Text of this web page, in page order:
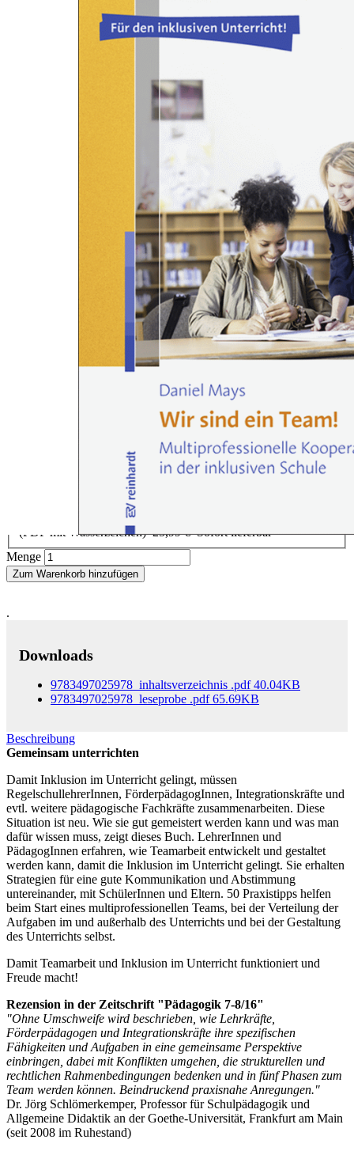
Zum Anfang der Bildergalerie springen
Wir sind ein Team!
Multiprofessionelle Kooperation in der inklusiven Schule.
26,90 €
(PDF mit Wasserzeichen) 25,99 € Sofort lieferbar
Menge
Zum Warenkorb hinzufügen
.
Downloads
9783497025978_inhaltsverzeichnis .pdf 40.04KB
9783497025978_leseprobe .pdf 65.69KB
Beschreibung
Gemeinsam unterrichten
Damit Inklusion im Unterricht gelingt, müssen
RegelschullehrerInnen, FörderpädagogInnen, Integrationskräfte und
evtl. weitere pädagogische Fachkräfte zusammenarbeiten. Diese
Situation ist neu. Wie sie gut gemeistert werden kann und was man
dafür wissen muss, zeigt dieses Buch. LehrerInnen und
PädagogInnen erfahren, wie Teamarbeit entwickelt und gestaltet
werden kann, damit die Inklusion im Unterricht gelingt. Sie erhalten
Strategien für eine gute Kommunikation und Abstimmung
untereinander, mit SchülerInnen und Eltern. 50 Praxistipps helfen
beim Start eines multiprofessionellen Teams, bei der Verteilung der
Aufgaben im und außerhalb des Unterrichts und bei der Gestaltung
des Unterrichts selbst.
Damit Teamarbeit und Inklusion im Unterricht funktioniert und
Freude macht!
Rezension in der Zeitschrift "Pädagogik 7-8/16"
"Ohne Umschweife wird beschrieben, wie Lehrkräfte,
Förderpädagogen und Integrationskräfte ihre spezifischen
Fähigkeiten und Aufgaben in eine gemeinsame Perspektive
einbringen, dabei mit Konflikten umgehen, die strukturellen und
rechtlichen Rahmenbedingungen bedenken und in fünf Phasen zum
Team werden können. Beindruckend praxisnahe Anregungen."
Dr. Jörg Schlömerkemper, Professor für Schulpädagogik und
Allgemeine Didaktik an der Goethe-Universität, Frankfurt am Main
(seit 2008 im Ruhestand)